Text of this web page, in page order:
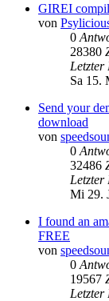
GIREI
von
0
28380
Letzter
Sa 15.
Send your
download
von
0
32486
Letzter
Mi 29.
I found an
FREE
von
0
19567
Letzter